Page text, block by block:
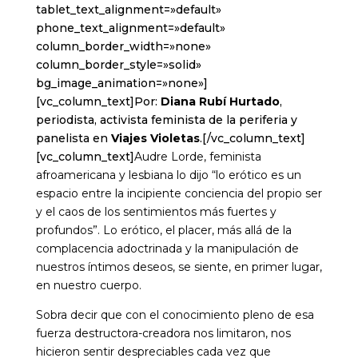
tablet_text_alignment=»default»
phone_text_alignment=»default»
column_border_width=»none»
column_border_style=»solid»
bg_image_animation=»none»]
[vc_column_text]Por: Diana Rubí Hurtado,
periodista, activista feminista de la periferia y
panelista en Viajes Violetas.[/vc_column_text]
[vc_column_text]Audre Lorde, feminista
afroamericana y lesbiana lo dijo “lo erótico es un
espacio entre la incipiente conciencia del propio ser
y el caos de los sentimientos más fuertes y
profundos”. Lo erótico, el placer, más allá de la
complacencia adoctrinada y la manipulación de
nuestros íntimos deseos, se siente, en primer lugar,
en nuestro cuerpo.
Sobra decir que con el conocimiento pleno de esa
fuerza destructora-creadora nos limitaron, nos
hicieron sentir despreciables cada vez que